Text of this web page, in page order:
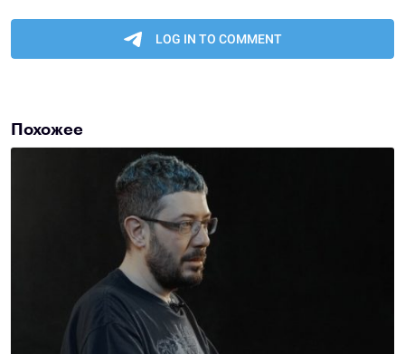
Похожее